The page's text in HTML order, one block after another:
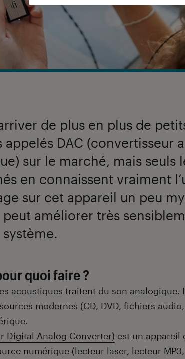
de plus en plus de
appelés DAC (convertisseur
sur le marché, mais seuls
en connaissent vraiment
sur cet appareil un peu
peut améliorer très
quoi faire ?
acoustiques traitent du son analogique.
modernes (CD, DVD, fichiers
Digital Analog Converter) est un appareil
numérique (lecteur laser, lecteur